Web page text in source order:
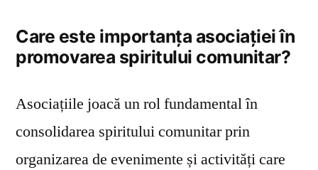
Care este importanța asociației în
promovarea spiritului comunitar?
Asociațiile joacă un rol fundamental în
consolidarea spiritului comunitar prin
organizarea de evenimente și activități care